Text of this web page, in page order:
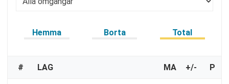
Hemma Borta Total
# LAG MA +/- P